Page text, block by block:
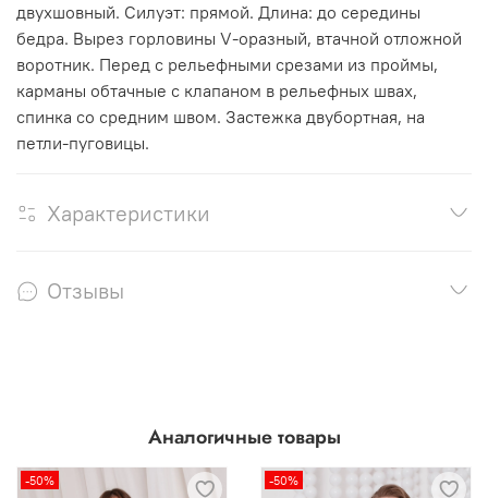
двухшовный. Силуэт: прямой. Длина: до середины
бедра. Вырез горловины V-оразный, втачной отложной
воротник. Перед с рельефными срезами из проймы,
карманы обтачные с клапаном в рельефных швах,
спинка со средним швом. Застежка двубортная, на
петли-пуговицы.
Характеристики
Отзывы
Аналогичные товары
-50% -50%